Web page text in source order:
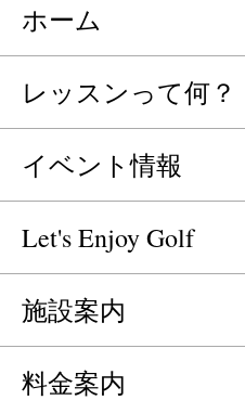
ホーム
レッスンって何？
イベント情報
Let's Enjoy Golf
施設案内
料金案内